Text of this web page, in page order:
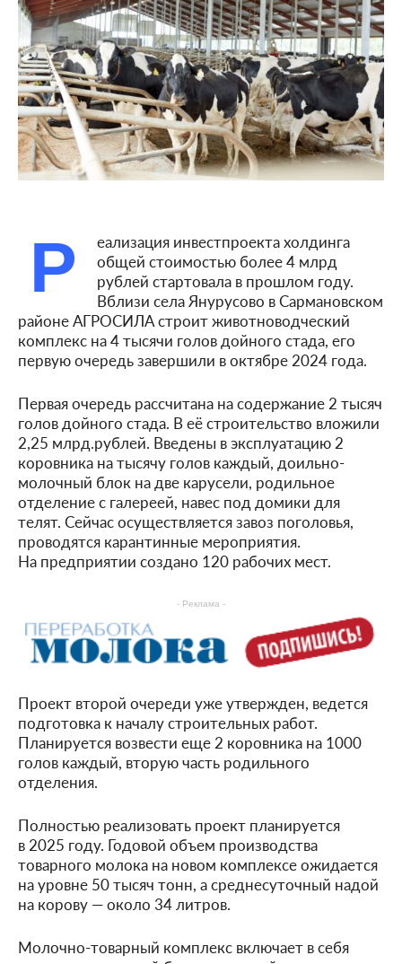
Р
еализация инвестпроекта холдинга
общей стоимостью более 4 млрд
рублей стартовала в прошлом году.
Вблизи села Янурусово в Сармановском
районе АГРОСИЛА строит животноводческий
комплекс на 4 тысячи голов дойного стада, его
первую очередь завершили в октябре 2024 года.
Первая очередь рассчитана на содержание 2 тысяч
голов дойного стада. В её строительство вложили
2,25 млрд.рублей. Введены в эксплуатацию 2
коровника на тысячу голов каждый, доильно-
молочный блок на две карусели, родильное
отделение с галереей, навес под домики для
телят. Сейчас осуществляется завоз поголовья,
проводятся карантинные мероприятия.
На предприятии создано 120 рабочих мест.
- Реклама -
Проект второй очереди уже утвержден, ведется
подготовка к началу строительных работ.
Планируется возвести еще 2 коровника на 1000
голов каждый, вторую часть родильного
отделения.
Полностью реализовать проект планируется
в 2025 году. Годовой объем производства
товарного молока на новом комплексе ожидается
на уровне 50 тысяч тонн, а среднесуточный надой
на корову — около 34 литров.
Молочно-товарный комплекс включает в себя